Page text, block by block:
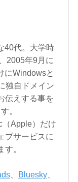
40代。大学時
2005年9月に
にWindowsと
独自ドメイン
伝えする事を
。
Apple）だけ
ブサービスに
。
、 Bluesky、